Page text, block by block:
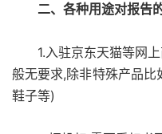
二、各种用途对报告
1.入驻京东天猫等网上
般无要求,除非特殊产品
鞋子等)